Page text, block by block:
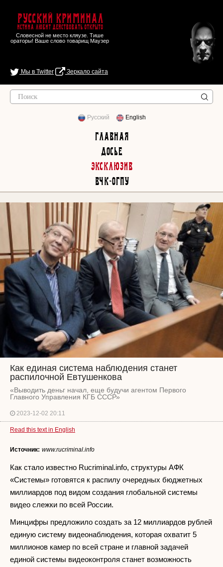
Русский Криминал
Истина любит действовать открыто
Словесной не место кляузе. Тише
ораторы! Ваше слово товарищ Маузер
Мы в Twitter Зеркало сайта
Русский English
Главная
Досье
Эксклюзив
ВЧК-ОГПУ
Как единая система наблюдения станет
распилочной Евтушенкова
«Выводить деньг начал, еще будучи агентом Первого
Главного Управления КГБ СССР»
2023-12-02 20:11
Read this text in English
Источник: www.rucriminal.info
Как стало известно Rucriminal.info, структуры АФК
«Системы» готовятся к распилу очередных бюджетных
миллиардов под видом создания глобальной системы
видео слежки по всей России.
Минцифры предложило создать за 12 миллиардов рублей
единую систему видеонаблюдения, которая охватит 5
миллионов камер по всей стране и главной задачей
единой системы видеоконтроля станет возможность